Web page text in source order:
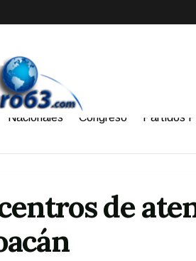
Nacionales Congreso Partidos
de